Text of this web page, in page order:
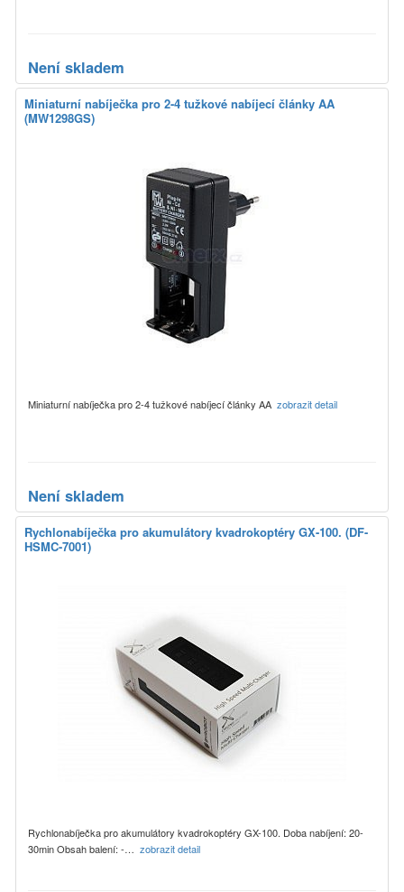
Není skladem
Miniaturní nabíječka pro 2-4 tužkové nabíjecí články AA
(MW1298GS)
Miniaturní nabíječka pro 2-4 tužkové nabíjecí články AA zobrazit detail
Není skladem
Rychlonabíječka pro akumulátory kvadrokoptéry GX-100. (DF-
HSMC-7001)
Rychlonabíječka pro akumulátory kvadrokoptéry GX-100. Doba nabíjení: 20-
30min Obsah balení: -… zobrazit detail